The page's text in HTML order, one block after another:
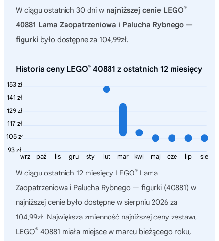
W ciągu ostatnich 30 dni w najniższej cenie LEGO®
40881 Lama Zaopatrzeniowa i Palucha Rybnego —
figurki było dostępne za 104,99zł.
Historia ceny LEGO® 40881 z ostatnich 12 miesięcy
153 zł
141 zł
129 zł
117 zł
105 zł
93 zł
sie
lip
cze
maj
kwi
mar
lut
sty
gru
lis
paź
wrz
W ciągu ostatnich 12 miesięcy LEGO® Lama
Zaopatrzeniowa i Palucha Rybnego — figurki (40881) w
najniższej cenie było dostępne w sierpniu 2026 za
104,99zł. Największa zmienność najniższej ceny zestawu
LEGO® 40881 miała miejsce w marcu bieżącego roku,